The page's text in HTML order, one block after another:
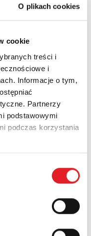
O plikach cookies
cookie
treści i
i
Informacje o tym,
Partnerzy
podstawowymi
podczas korzystania
oferty